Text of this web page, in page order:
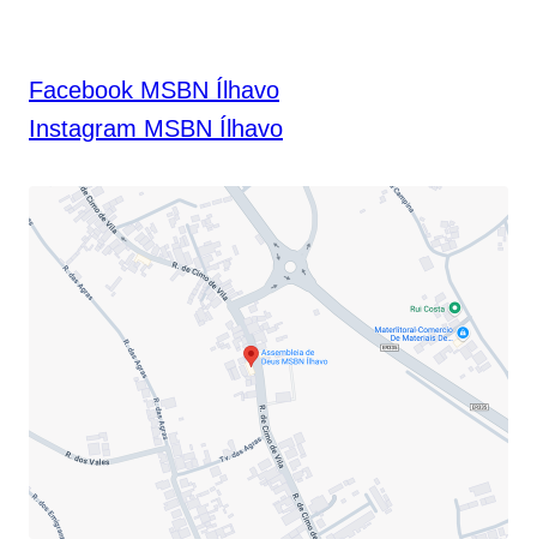
Facebook MSBN Ílhavo
Instagram MSBN Ílhavo